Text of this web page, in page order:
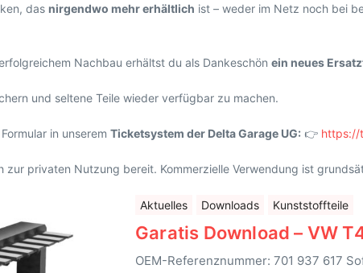
das nirgendwo mehr erhältlich ist – weder im Netz noch bei
Nachbau erhältst du als Dankeschön ein neues
und seltene Teile wieder verfügbar zu machen.
in unserem Ticketsystem der Delta Garage UG: 👉 https://
zur privaten Nutzung bereit. Kommerzielle Verwendung ist
Aktuelles Downloads Kunststoffteile
Garatis Download – VW
OEM-Referenznummer: 701 937 617